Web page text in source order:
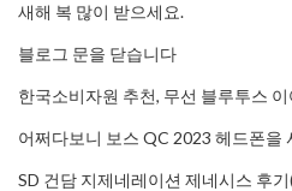
새해 복 많이 받으세요.
블로그 문을 닫습니다
한국소비자원 추천, 무선 블루투스
어쩌다보니 보스 QC 2023 헤드폰을
SD 건담 지제네레이션 제네시스 후